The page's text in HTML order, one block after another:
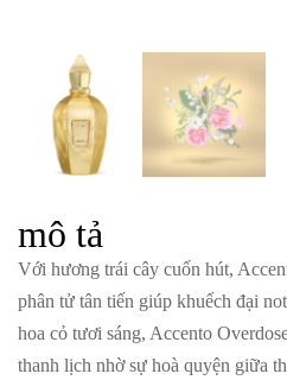
mô tả
Với hương trái cây cuốn hút,
phân tử tân tiến giúp khuếch đại
hoa cỏ tươi sáng, Accento
thanh lịch nhờ sự hoà quyện giữa